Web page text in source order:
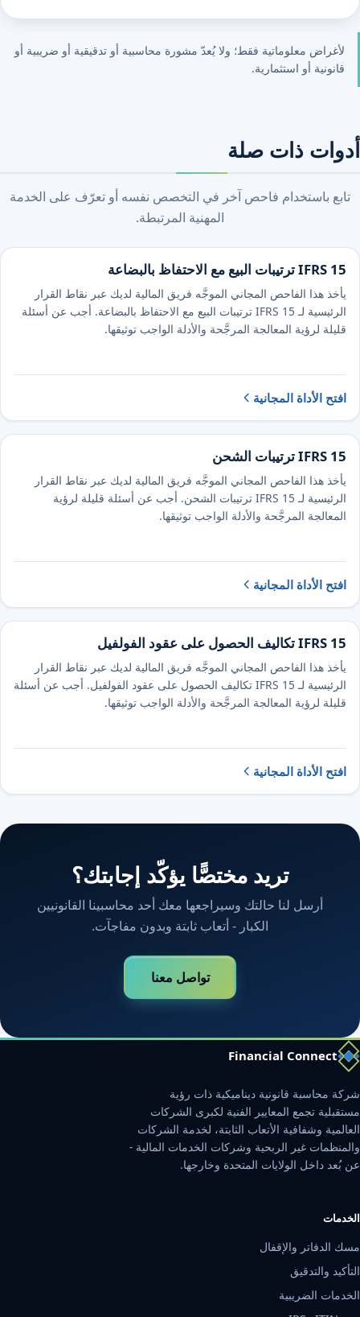
لأغراض معلوماتية فقط؛ ولا يُعدّ مشورة محاسبية أو تدقيقية أو ضريبية أو
قانونية أو استثمارية.
أدوات ذات صلة
تابع باستخدام فاحص آخر في التخصص نفسه أو تعرّف على الخدمة
المهنية المرتبطة.
IFRS 15 ترتيبات البيع مع الاحتفاظ بالبضاعة
يأخذ هذا الفاحص المجاني الموجَّه فريق المالية لديك عبر نقاط القرار
الرئيسية لـ IFRS 15 ترتيبات البيع مع الاحتفاظ بالبضاعة. أجب عن أسئلة
قليلة لرؤية المعالجة المرجَّحة والأدلة الواجب توثيقها.
افتح الأداة المجانية
IFRS 15 ترتيبات الشحن
يأخذ هذا الفاحص المجاني الموجَّه فريق المالية لديك عبر نقاط القرار
الرئيسية لـ IFRS 15 ترتيبات الشحن. أجب عن أسئلة قليلة لرؤية
المعالجة المرجَّحة والأدلة الواجب توثيقها.
افتح الأداة المجانية
IFRS 15 تكاليف الحصول على عقود الفولفيل
يأخذ هذا الفاحص المجاني الموجَّه فريق المالية لديك عبر نقاط القرار
الرئيسية لـ IFRS 15 تكاليف الحصول على عقود الفولفيل. أجب عن أسئلة
قليلة لرؤية المعالجة المرجَّحة والأدلة الواجب توثيقها.
افتح الأداة المجانية
تريد مختصًّا يؤكّد إجابتك؟
أرسل لنا حالتك وسيراجعها معك أحد محاسبينا القانونيين
الكبار - أتعاب ثابتة وبدون مفاجآت.
تواصل معنا
Financial Connect
شركة محاسبة قانونية ديناميكية ذات رؤية
مستقبلية تجمع المعايير الفنية لكبرى الشركات
العالمية وشفافية الأتعاب الثابتة، لخدمة الشركات
والمنظمات غير الربحية وشركات الخدمات المالية -
عن بُعد داخل الولايات المتحدة وخارجها.
الخدمات
مسك الدفاتر والإقفال
التأكيد والتدقيق
الخدمات الضريبية